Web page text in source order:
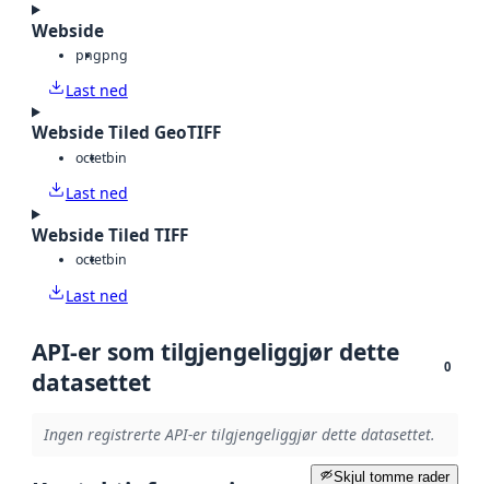
Webside
pngpng
Last ned
Webside Tiled GeoTIFF
octetbin
Last ned
Webside Tiled TIFF
octetbin
Last ned
API-er som tilgjengeliggjør dette
datasettet
0
Ingen registrerte API-er tilgjengeliggjør dette datasettet.
Skjul tomme rader